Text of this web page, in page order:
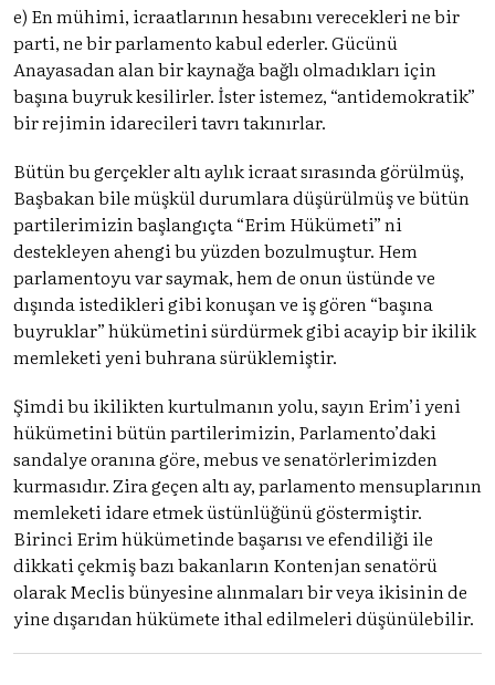
e) En mühimi, icraatlarının hesabını verecekleri ne bir
parti, ne bir parlamento kabul ederler. Gücünü
Anayasadan alan bir kaynağa bağlı olmadıkları için
başına buyruk kesilirler. İster istemez, “antidemokratik”
bir rejimin idarecileri tavrı takınırlar.
Bütün bu gerçekler altı aylık icraat sırasında görülmüş,
Başbakan bile müşkül durumlara düşürülmüş ve bütün
partilerimizin başlangıçta “Erim Hükümeti” ni
destekleyen ahengi bu yüzden bozulmuştur. Hem
parlamentoyu var saymak, hem de onun üstünde ve
dışında istedikleri gibi konuşan ve iş gören “başına
buyruklar” hükümetini sürdürmek gibi acayip bir ikilik
memleketi yeni buhrana sürüklemiştir.
Şimdi bu ikilikten kurtulmanın yolu, sayın Erim’i yeni
hükümetini bütün partilerimizin, Parlamento’daki
sandalye oranına göre, mebus ve senatörlerimizden
kurmasıdır. Zira geçen altı ay, parlamento mensuplarının
memleketi idare etmek üstünlüğünü göstermiştir.
Birinci Erim hükümetinde başarısı ve efendiliği ile
dikkati çekmiş bazı bakanların Kontenjan senatörü
olarak Meclis bünyesine alınmaları bir veya ikisinin de
yine dışarıdan hükümete ithal edilmeleri düşünülebilir.